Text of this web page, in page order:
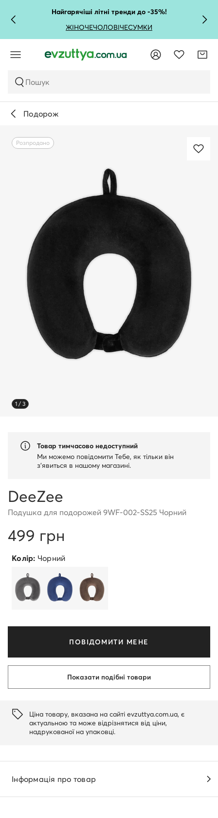
Найгарячіші літні тренди до -35%!
ЖІНОЧЕЧОЛОВІЧЕСУМКИ
Пошук
Подорож
1 / 3
Розпродано
Товар тимчасово недоступний
Ми можемо повідомити Тебе, як тільки він
з'явиться в нашому магазині.
DeeZee
Подушка для подорожей 9WF-002-SS25 Чорний
499 грн
Колір: Чорний
ПОВІДОМИТИ МЕНЕ
Показати подібні товари
Ціна товару, вказана на сайті evzuttya.com.ua, є
актуальною та може відрізнятися від ціни,
надрукованої на упаковці.
Інформація про товар